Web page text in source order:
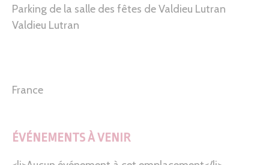
Parking de la salle des fêtes de Valdieu Lutran
Valdieu Lutran
France
ÉVÉNEMENTS À VENIR